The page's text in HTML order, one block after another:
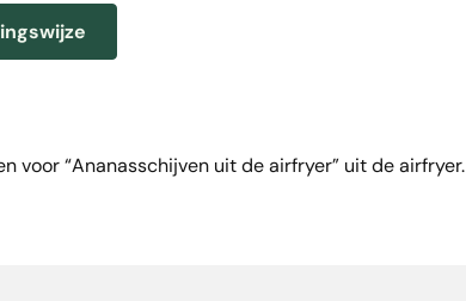
voor “Ananasschijven uit de airfryer” uit de airfryer.